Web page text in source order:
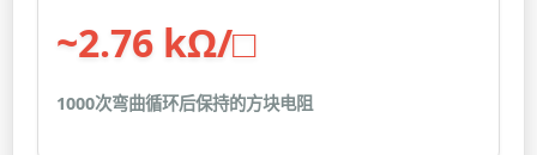
~2.76 kΩ/□
1000次弯曲循环后保持的方块电阻